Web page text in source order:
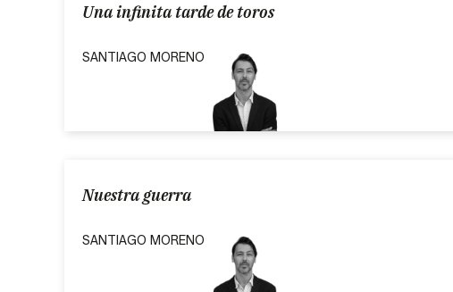
Una infinita tarde de toros
SANTIAGO MORENO
Nuestra guerra
SANTIAGO MORENO